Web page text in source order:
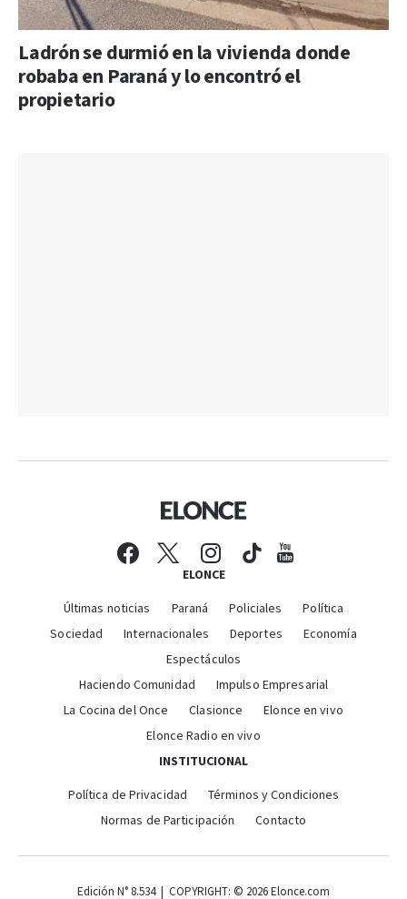
Ladrón se durmió en la vivienda donde
robaba en Paraná y lo encontró el
propietario
ELONCE
Últimas noticias Paraná Policiales
Política
Sociedad
Internacionales Deportes
Economía
Espectáculos
Haciendo Comunidad
Impulso Empresarial
La Cocina del Once
Clasionce
Elonce en vivo
Elonce Radio en vivo
INSTITUCIONAL
Política de Privacidad
Términos y Condiciones
Normas de Participación
Contacto
Edición N° 8.534 | COPYRIGHT: © 2026 Elonce.com